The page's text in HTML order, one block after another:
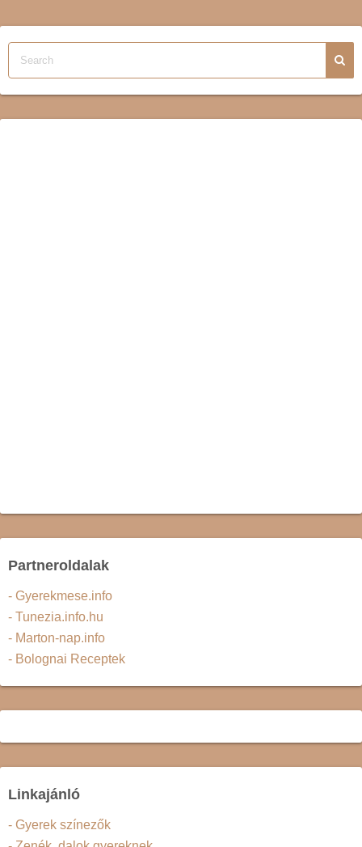
Partneroldalak
- Gyerekmese.info
- Tunezia.info.hu
- Marton-nap.info
- Bolognai Receptek
Linkajánló
- Gyerek színezők